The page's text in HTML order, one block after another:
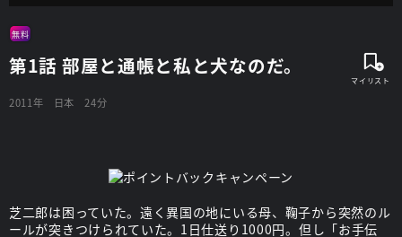
無料
第1話 部屋と通帳と私と犬なのだ。
2011年 日本 24分
芝二郎は困っていた。遠く異国の地にいる母、鞠子から突然のル
ールが突きつけられていた。1日仕送り1000円。但し「お手伝